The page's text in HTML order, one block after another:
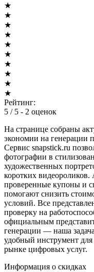
★
★
★
★
★
★
★
★
★
★
Рейтинг:
5 / 5 - 2 оценок
На странице собраны
экономии на генерации
Сервис snapstick.ru
фотографии в
художественных
коротких
проверенные купоны и
помогают снизить
условий. Все
проверку на
официальным
генерации — наша
удобный инструмент
рынке цифровых услуг.
Информация о скидках